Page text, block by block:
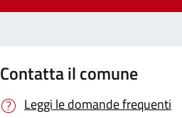
Contatta il comune
Leggi le domande frequenti